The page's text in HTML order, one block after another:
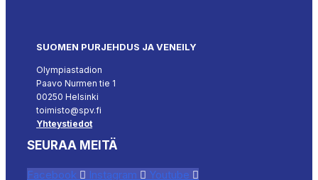
SUOMEN PURJEHDUS JA VENEILY
Olympiastadion
Paavo Nurmen tie 1
00250 Helsinki
toimisto@spv.fi
Yhteystiedot
SEURAA MEITÄ
Facebook Instagram Youtube